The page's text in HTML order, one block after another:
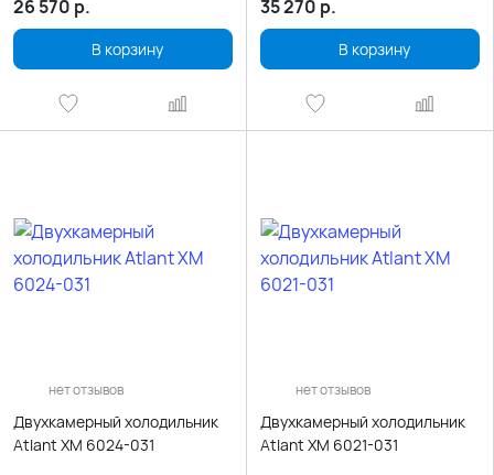
26 570 р.
В корзину
35 270 р.
В корзину
нет отзывов
Двухкамерный холодильник
Atlant ХМ 6024-031
нет отзывов
Двухкамерный холодильник
Atlant ХМ 6021-031